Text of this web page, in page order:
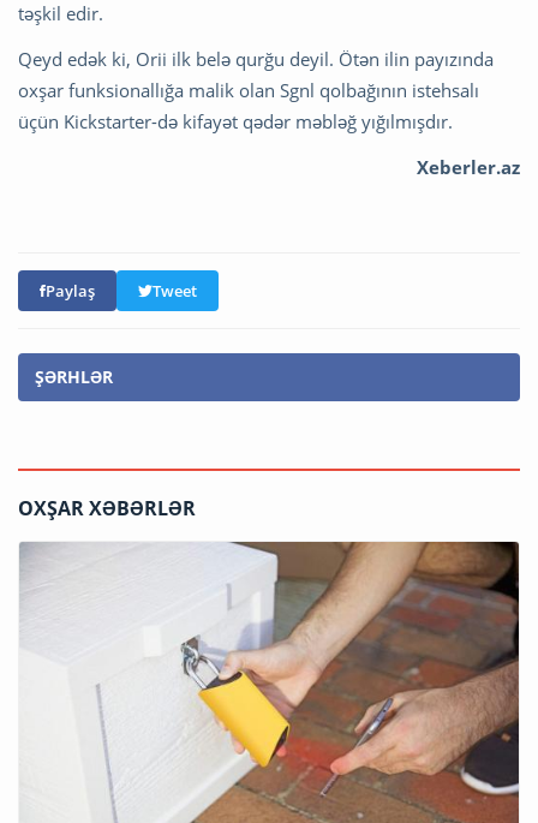
təşkil edir.
Qeyd edək ki, Orii ilk belə qurğu deyil. Ötən ilin payızında
oxşar funksionallığa malik olan Sgnl qolbağının istehsalı
üçün Kickstarter-də kifayət qədər məbləğ yığılmışdır.
Xeberler.az
Paylaş Tweet
ŞƏRHLƏR
OXŞAR XƏBƏRLƏR